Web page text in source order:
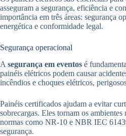
asseguram a segurança, eficiência e
importância em três áreas: segurança
energética e conformidade legal.
Segurança operacional
A segurança em eventos é
painéis elétricos podem causar
incêndios e choques elétricos,
Painéis certificados ajudam a evitar
sobrecargas. Eles tornam os ambientes
normas como NR-10 e NBR IEC
segurança.